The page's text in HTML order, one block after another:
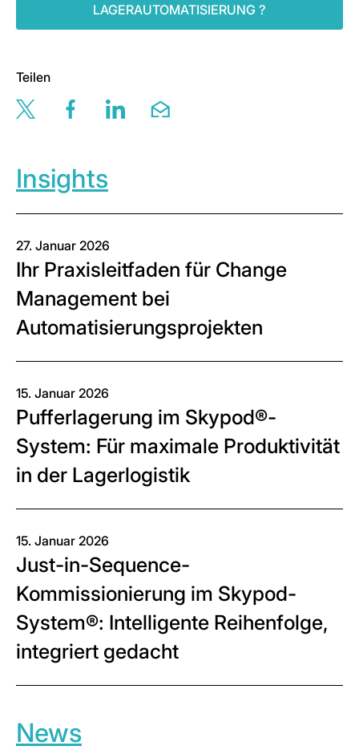
LAGERAUTOMATISIERUNG ?
Teilen
Share this page via twitter
Share this page via facebook
Share this page via linkedin
Share this page via email
Insights
27. Januar 2026
Ihr Praxisleitfaden für Change
Management bei
Automatisierungsprojekten
15. Januar 2026
Pufferlagerung im Skypod®-
System: Für maximale Produktivität
in der Lagerlogistik
15. Januar 2026
Just-in-Sequence-
Kommissionierung im Skypod-
System®: Intelligente Reihenfolge,
integriert gedacht
News